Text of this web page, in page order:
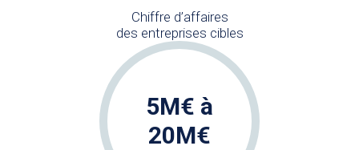
Chiffre d’affaires
des entreprises cibles
5M€ à
20M€